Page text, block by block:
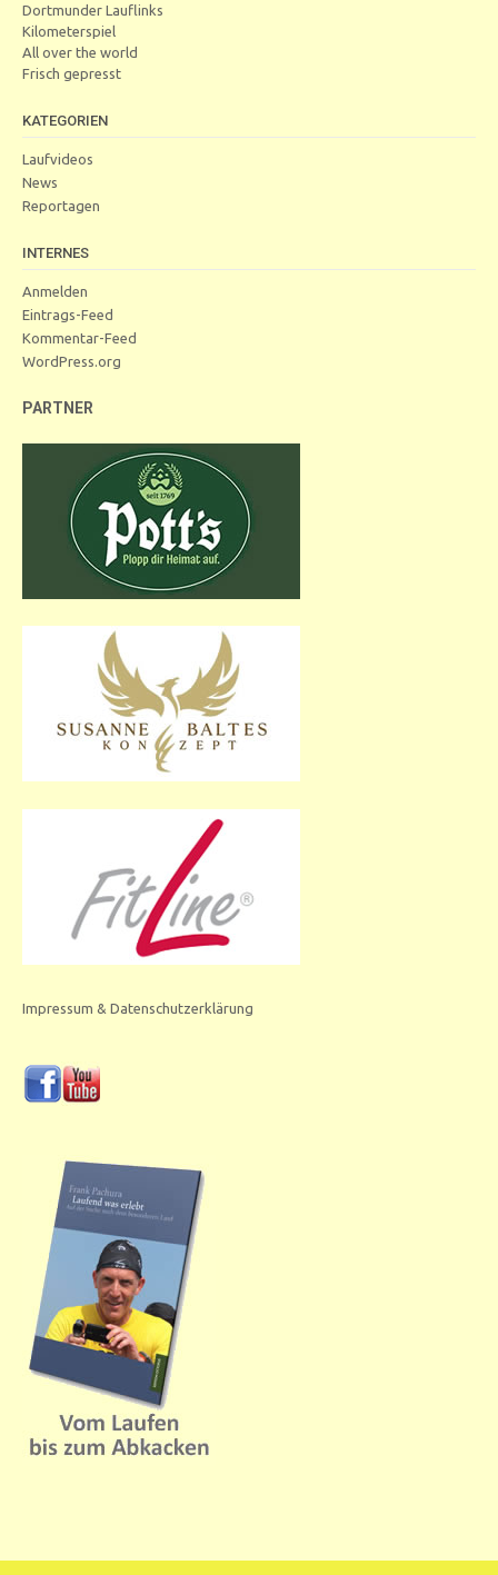
Dortmunder Lauflinks
Kilometerspiel
All over the world
Frisch gepresst
KATEGORIEN
Laufvideos
News
Reportagen
INTERNES
Anmelden
Eintrags-Feed
Kommentar-Feed
WordPress.org
PARTNER
Impressum & Datenschutzerklärung